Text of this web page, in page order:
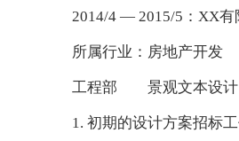
2014/4 — 2015/5：XX有
所属行业：房地产开发
工程部 景观文本设计
1. 初期的设计方案招标工